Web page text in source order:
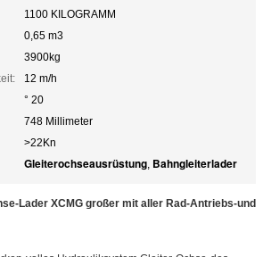
1100 KILOGRAMM
0,65 m3
3900kg
12 m/h
° 20
748 Millimeter
>22Kn
Gleiterochseausrüstung, Bahngleiterlader
Lader XCMG großer mit aller Rad-Antriebs-und